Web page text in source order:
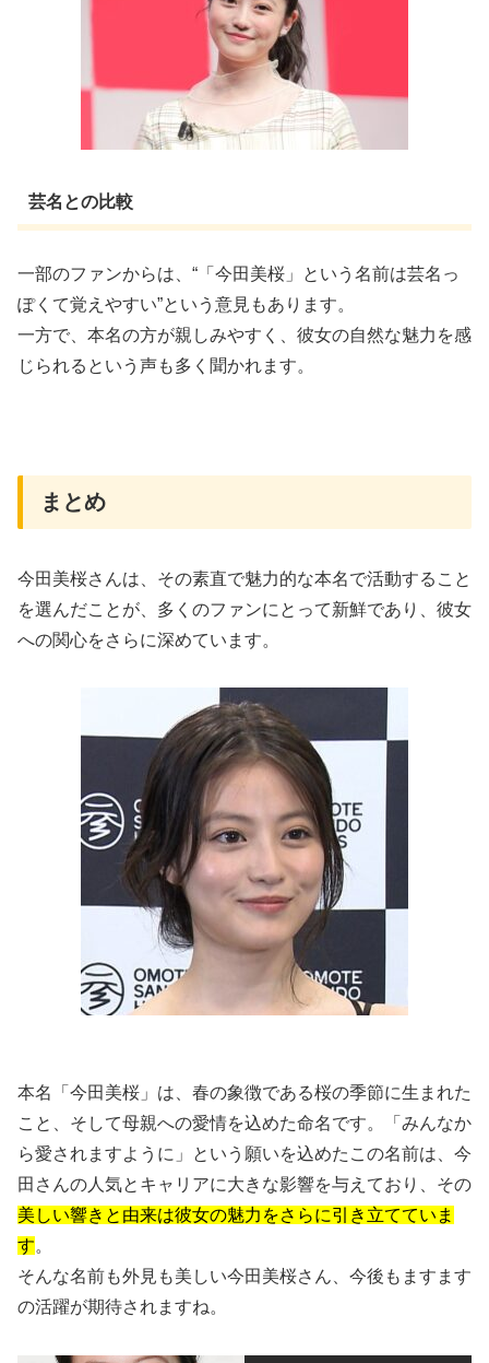
芸名との比較
一部のファンからは、“「今田美桜」という名前は芸名っ
ぽくて覚えやすい”という意見もあります。
一方で、本名の方が親しみやすく、彼女の自然な魅力を感
じられるという声も多く聞かれます。
まとめ
今田美桜さんは、その素直で魅力的な本名で活動すること
を選んだことが、多くのファンにとって新鮮であり、彼女
への関心をさらに深めています。
本名「今田美桜」は、春の象徴である桜の季節に生まれた
こと、そして母親への愛情を込めた命名です。「みんなか
ら愛されますように」という願いを込めたこの名前は、今
田さんの人気とキャリアに大きな影響を与えており、その
美しい響きと由来は彼女の魅力をさらに引き立てていま
す。
そんな名前も外見も美しい今田美桜さん、今後もますます
の活躍が期待されますね。